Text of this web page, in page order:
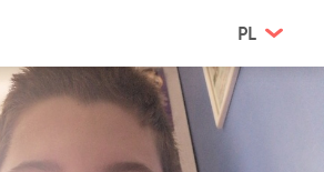
PL